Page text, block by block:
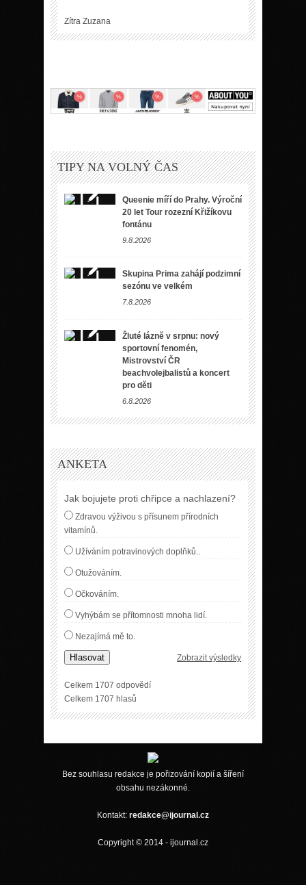
Zítra Zuzana
TIPY NA VOLNÝ ČAS
Queenie míří do Prahy. Výroční
20 let Tour rozezní Křižíkovu
fontánu
9.8.2026
Skupina Prima zahájí podzimní
sezónu ve velkém
7.8.2026
Žluté lázně v srpnu: nový
sportovní fenomén,
Mistrovství ČR
beachvolejbalistů a koncert
pro děti
6.8.2026
ANKETA
Jak bojujete proti chřipce a nachlazení?
Zdravou výživou s přísunem přírodních
vitamínů.
Užíváním potravinových doplňků..
Otužováním.
Očkováním.
Vyhýbám se přítomnosti mnoha lidí.
Nezajímá mě to.
Hlasovat Zobrazit výsledky
Celkem 1707 odpovědí
Celkem 1707 hlasů
Bez souhlasu redakce je pořizování kopií a šíření
obsahu nezákonné.
Kontakt: redakce@ijournal.cz
Copyright © 2014 - ijournal.cz